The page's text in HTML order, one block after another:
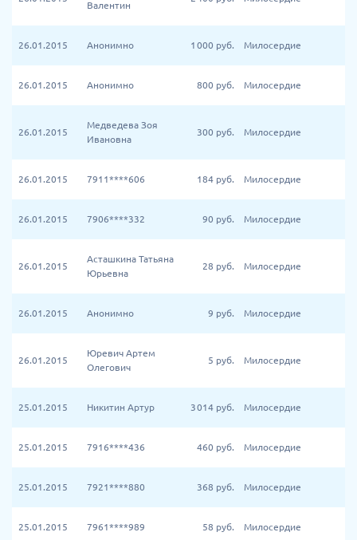
Валентин
26.01.2015 Анонимно 1 000 руб. Милосердие
26.01.2015 Анонимно 800 руб. Милосердие
26.01.2015
Медведева Зоя
Ивановна
300 руб. Милосердие
26.01.2015 7911****606 184 руб. Милосердие
26.01.2015 7906****332 90 руб. Милосердие
26.01.2015
Асташкина Татьяна
Юрьевна
28 руб. Милосердие
26.01.2015 Анонимно 9 руб. Милосердие
26.01.2015
Юревич Артем
Олегович
5 руб. Милосердие
25.01.2015 Никитин Артур 3 014 руб. Милосердие
25.01.2015 7916****436 460 руб. Милосердие
25.01.2015 7921****880 368 руб. Милосердие
25.01.2015 7961****989 58 руб. Милосердие